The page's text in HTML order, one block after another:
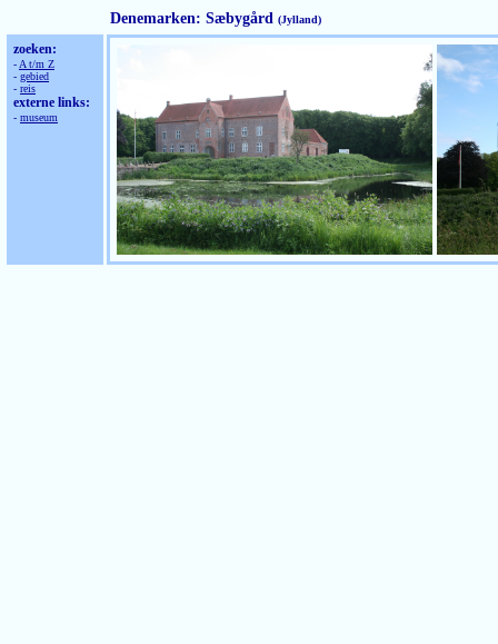
Denemarken: Sæbygård (Jylland)
zoeken:
- A t/m Z
- gebied
- reis
externe links:
- museum